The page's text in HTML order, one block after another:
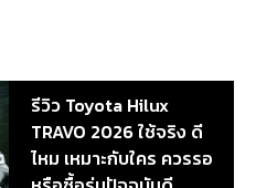
รีวิว Toyota Hilux
TRAVO 2026 ใช้จริง ดี
ไหม เหมาะกับใคร ควรรอ